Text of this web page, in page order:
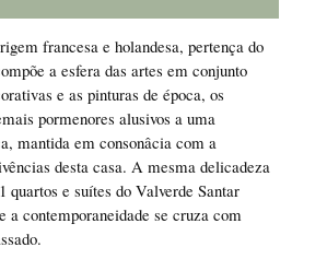
francesa e holandesa, pertença do
a esfera das artes em conjunto
e as pinturas de época, os
pormenores alusivos a uma
mantida em consonâcia com a
desta casa. A mesma delicadeza
quartos e suítes do Valverde Santar
a contemporaneidade se cruza com